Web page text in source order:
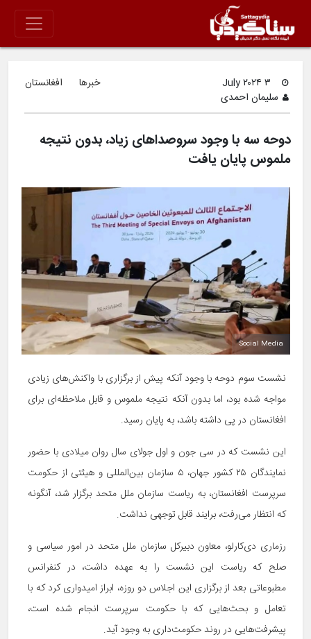
سلیمان احمدی
خبرها افغانستان
دوحه سه با وجود سروصداهای زیاد، بدون نتیجه
ملموس پایان یافت
Social Media
نشست سوم دوحه با وجود آنکه پیش از برگزاری با واکنش‌های زیادی
مواجه شده بود، اما بدون آنکه نتیجه ملموس و قابل ملاحظه‌ای برای
افغانستان در پی داشته باشد، به پایان رسید.
این نشست که در سی جون و اول جولای سال روان میلادی با حضور
نمایندگان ۲۵ کشور جهان، ۵ سازمان بین‌المللی و هیئتی از حکومت
سرپرست افغانستان، به ریاست سازمان ملل متحد برگزار شد، آنگونه
که انتظار می‌رفت، برایند قابل توجهی نداشت.
رزماری دی‌کارلو، معاون دبیرکل سازمان ملل متحد در امور سیاسی و
صلح که ریاست این نشست را به عهده داشت، در کنفرانس
مطبوعاتی بعد از برگزاری این اجلاس دو روزه، ابراز امیدواری کرد که با
تعامل و بحث‌هایی که با حکومت سرپرست انجام شده است،
پیشرفت‌هایی در روند حکومت‌داری به وجود آید.